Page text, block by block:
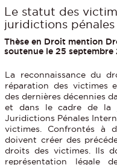
Le statut des
juridictions
Thèse en Droit mention
soutenue le 25 septembre
La reconnaissance du
réparation des victimes
des dernières décennies
et dans le cadre de la
Juridictions Pénales
victimes. Confrontés à
doivent créer des
droits des victimes. Ils
représentation légale